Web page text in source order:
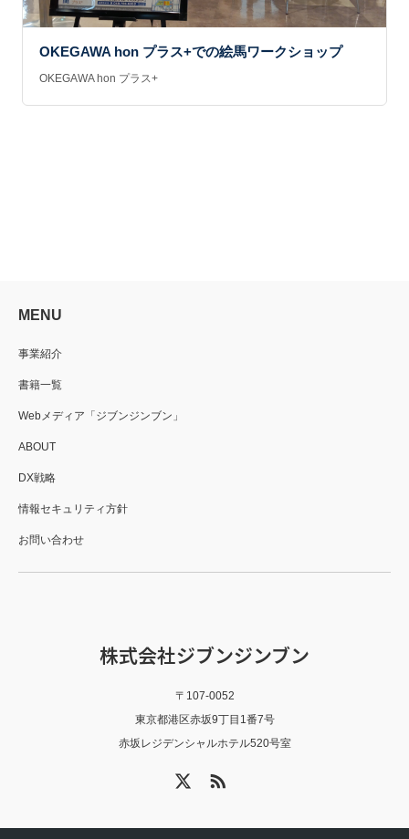
OKEGAWA hon プラス+での絵馬ワークショップ
OKEGAWA hon プラス+
MENU
事業紹介
書籍一覧
Webメディア「ジブンジンブン」
ABOUT
DX戦略
情報セキュリティ方針
お問い合わせ
株式会社ジブンジンブン
〒107-0052
東京都港区赤坂9丁目1番7号
赤坂レジデンシャルホテル520号室